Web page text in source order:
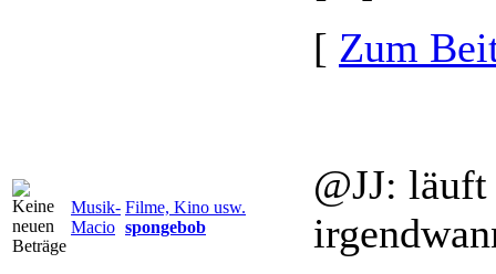
[ Zum
Musik-
Macio
Filme, Kino usw.
spongebob
@JJ: